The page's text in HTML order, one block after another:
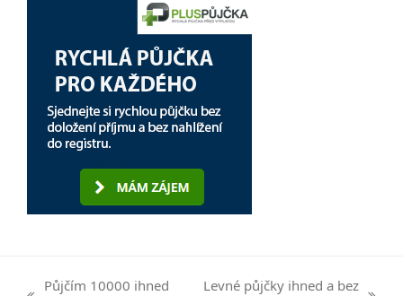
Půjčím 10000 ihned
Levné půjčky ihned a bez